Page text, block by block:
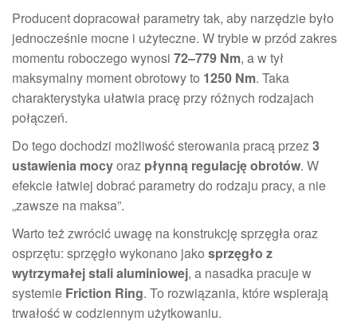
Producent dopracował parametry tak, aby narzędzie było
jednocześnie mocne i użyteczne. W trybie w przód zakres
momentu roboczego wynosi 72–779 Nm, a w tył
maksymalny moment obrotowy to 1250 Nm. Taka
charakterystyka ułatwia pracę przy różnych rodzajach
połączeń.
Do tego dochodzi możliwość sterowania pracą przez3
ustawienia mocyoraz płynną regulację obrotów. W
efekcie łatwiej dobrać parametry do rodzaju pracy, a nie
„zawsze na maksa”.
Warto też zwrócić uwagę na konstrukcję sprzęgła oraz
osprzętu: sprzęgło wykonano jako sprzęgło z
wytrzymałej stali aluminiowej, a nasadka pracuje w
systemie Friction Ring. To rozwiązania, które wspierają
trwałość w codziennym użytkowaniu.